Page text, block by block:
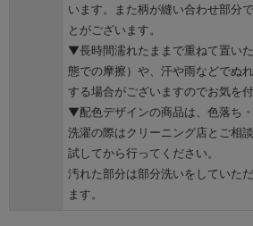
います。また柄が縫い合わせ部分
とがございます。
▼長時間濡れたままで重ねて置い
態での摩擦）や、汗や雨などでぬ
する場合がございますのでお気を付
▼配色デザインの商品は、色落ち・
洗濯の際はクリーニング店とご相
試してから行ってください。
汚れた部分は部分洗いをしていた
ます。